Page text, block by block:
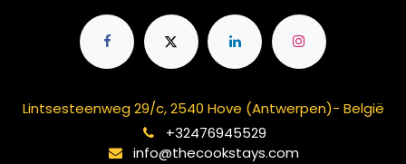
Lintsesteenweg 29/c, 2540 Hove (Antwerpen)- België
+32476945529
info@thecookstays.com